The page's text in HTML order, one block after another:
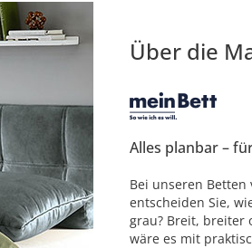
Über die
Alles planbar –
Bei unseren
entscheiden Sie,
grau? Breit, breiter
wäre es mit